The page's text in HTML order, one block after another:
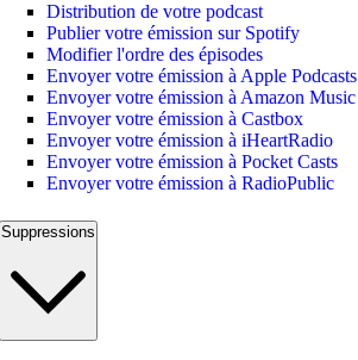
Distribution de votre podcast
Publier votre émission sur Spotify
Modifier l'ordre des épisodes
Envoyer votre émission à Apple Podcasts
Envoyer votre émission à Amazon Music
Envoyer votre émission à Castbox
Envoyer votre émission à iHeartRadio
Envoyer votre émission à Pocket Casts
Envoyer votre émission à RadioPublic
Suppressions